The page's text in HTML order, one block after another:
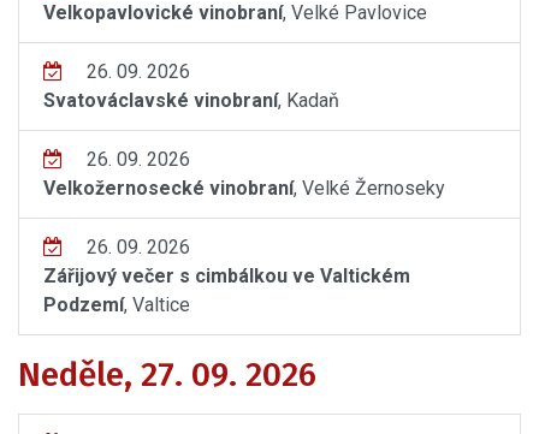
Velkopavlovické vinobraní, Velké Pavlovice
26. 09. 2026
Svatováclavské vinobraní, Kadaň
26. 09. 2026
Velkožernosecké vinobraní, Velké Žernoseky
26. 09. 2026
Zářijový večer s cimbálkou ve Valtickém
Podzemí, Valtice
Neděle, 27. 09. 2026